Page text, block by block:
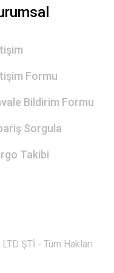
Formu
Bildirim Formu
Sorgula
Takibi
ŞTİ - Tüm Hakları